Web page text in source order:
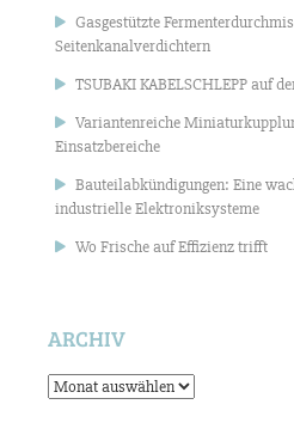
Gasgestützte
Seitenkanalverdichtern
TSUBAKI KABELSCHLEPP auf
Variantenreiche
Einsatzbereiche
Bauteilabkündigungen: Eine
industrielle Elektroniksysteme
Wo Frische auf Effizienz trifft
ARCHIV
Archiv